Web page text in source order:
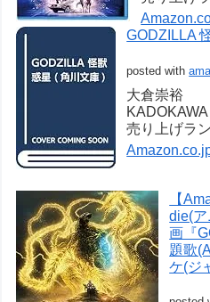
GODZILLA
posted with
大倉崇裕
売り上げラ
【
die(
画『
題歌
ケ(ジ